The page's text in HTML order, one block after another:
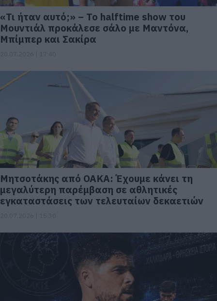
«Τι ήταν αυτό;» – Το halftime show του
Μουντιάλ προκάλεσε σάλο με Μαντόνα,
Μπίμπερ και Σακίρα
Μητσοτάκης από ΟΑΚΑ: Έχουμε κάνει τη
μεγαλύτερη παρέμβαση σε αθλητικές
εγκαταστάσεις των τελευταίων δεκαετιών